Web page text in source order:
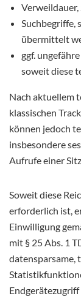
Suchbegriffe,
übermittelt
ggf.
soweit diese
Nach aktuellem
klassischen
können jedoch
insbesondere
Aufrufe einer
Soweit diese
erforderlich ist,
Einwilligung
mit § 25 Abs. 1
datensparsame,